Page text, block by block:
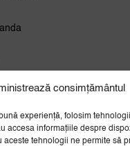
consimțământul
experiență, folosim
accesa informațiile despre
aceste tehnologii ne permite să
si
la prima